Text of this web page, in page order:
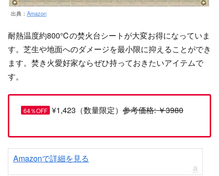
出典： Amazon
耐熱温度約800℃の焚火台シートが大変お得になっていま
す。芝生や地面へのダメージを最小限に抑えることができ
ます。焚き火愛好家ならぜひ持っておきたいアイテムで
す。
64％OFF ¥1,423（数量限定） 参考価格: ￥3980
Amazonで詳細を見る